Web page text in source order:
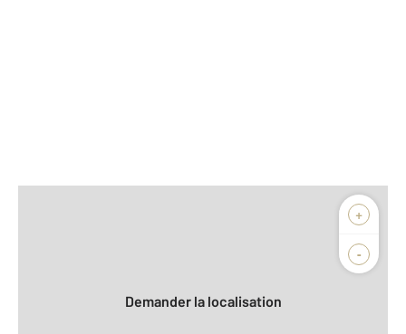
+
-
Biens vendus
Demander la localisation